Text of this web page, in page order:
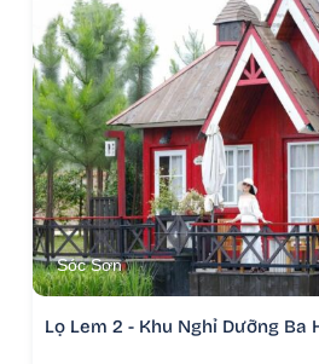
Sóc Sơn
Lọ Lem 2 - Khu Nghỉ Dưỡng Ba